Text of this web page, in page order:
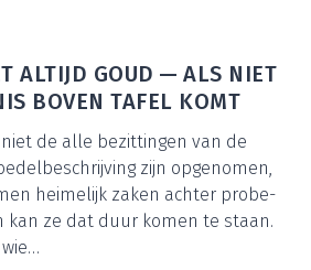
ALTIJD GOUD — ALS NIET
BOVEN TAFEL KOMT
de alle bezit­tin­gen van de
zijn opge­no­men,
hei­me­lijk zaken ach­ter pro­be­
kan ze dat duur komen te staan.